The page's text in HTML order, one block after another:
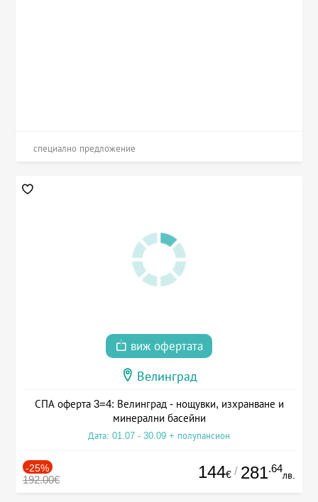
специално предложение
виж офертата
Велинград
СПА оферта 3=4: Велинград - нощувки, изхранване и
минерални басейни
Дата: 01.07 - 30.09 + полупансион
-25%
192.00€ 144€ / 281.64
лв.